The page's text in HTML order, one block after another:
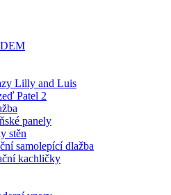
Lilly and Luis
Patel 2
panely
stěn
samolepící dlažba
kachličky